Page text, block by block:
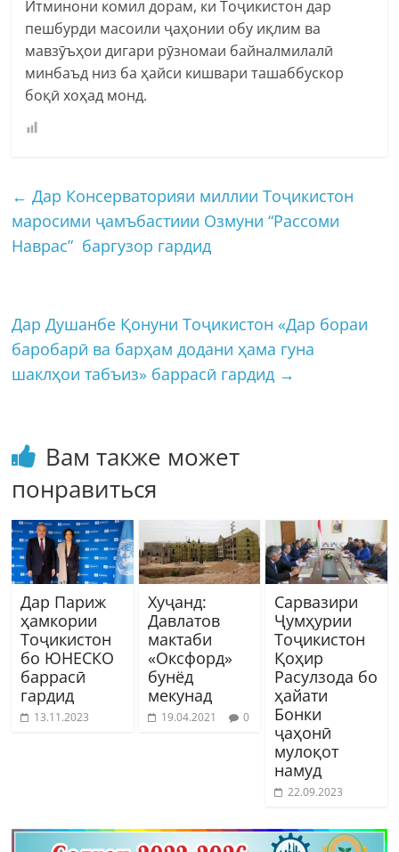
Итминони комил дорам, ки Тоҷикистон дар
пешбурди масоили ҷаҳонии обу иқлим ва
мавзӯъҳои дигари рӯзномаи байналмилалӣ
минбаъд низ ба ҳайси кишвари ташаббускор
боқӣ хоҳад монд.
← Дар Консерваторияи миллии Тоҷикистон
маросими ҷамъбастиии Озмуни “Рассоми
Наврас” баргузор гардид
Дар Душанбе Қонуни Тоҷикистон «Дар бораи
баробарӣ ва барҳам додани ҳама гуна
шаклҳои табъиз» баррасӣ гардид →
Вам также может
понравиться
Дар Париж
ҳамкории
Тоҷикистон
бо ЮНЕСКО
баррасӣ
гардид
13.11.2023
Хуҷанд:
Давлатов
мактаби
«Оксфорд»
бунёд
мекунад
19.04.2021 0
Сарвазири
Ҷумҳурии
Тоҷикистон
Қоҳир
Расулзода бо
ҳайати
Бонки
ҷаҳонӣ
мулоқот
намуд
22.09.2023